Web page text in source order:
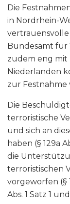
Die
in Nordrhein-
Bundesamt
zudem eng
Niederlanden
zur Festnahme
Die
terroristische
und sich an
haben (§ 129a
die
terroristischen
vorgeworfen (§
Abs. 1 Satz 1